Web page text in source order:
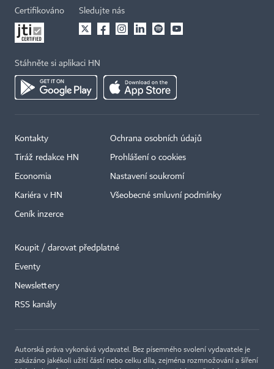
Certifikováno Sledujte nás
Stáhněte si aplikaci HN
Kontakty
Tiráž redakce HN
Economia
Kariéra v HN
Ceník inzerce
Ochrana osobních údajů
Prohlášení o cookies
Nastavení soukromí
Všeobecné smluvní podmínky
Koupit / darovat předplatné
Eventy
Newslettery
RSS kanály
Autorská práva vykonává vydavatel. Bez písemného svolení vydavatele je
zakázáno jakékoli užití částí nebo celku díla, zejména rozmnožování a šíření